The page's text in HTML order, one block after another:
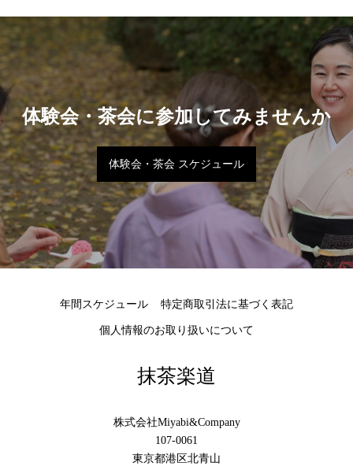
体験会・茶会に参加してみませんか
体験会・茶会 スケジュール
年間スケジュール 特定商取引法に基づく表記
個人情報のお取り扱いについて
抹茶楽道
株式会社Miyabi&Company
107-0061
東京都港区北青山